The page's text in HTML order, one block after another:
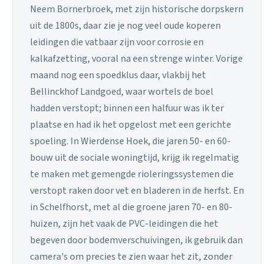
Neem Bornerbroek, met zijn historische dorpskern
uit de 1800s, daar zie je nog veel oude koperen
leidingen die vatbaar zijn voor corrosie en
kalkafzetting, vooral na een strenge winter. Vorige
maand nog een spoedklus daar, vlakbij het
Bellinckhof Landgoed, waar wortels de boel
hadden verstopt; binnen een halfuur was ik ter
plaatse en had ik het opgelost met een gerichte
spoeling. In Wierdense Hoek, die jaren 50- en 60-
bouw uit de sociale woningtijd, krijg ik regelmatig
te maken met gemengde rioleringssystemen die
verstopt raken door vet en bladeren in de herfst. En
in Schelfhorst, met al die groene jaren 70- en 80-
huizen, zijn het vaak de PVC-leidingen die het
begeven door bodemverschuivingen, ik gebruik dan
camera's om precies te zien waar het zit, zonder